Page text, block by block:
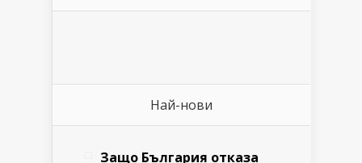
Най-нови
Защо България отказа